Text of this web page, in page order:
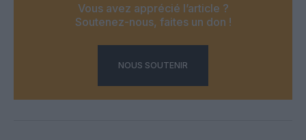
Vous avez apprécié l’article ?
Soutenez-nous, faites un don !
NOUS SOUTENIR